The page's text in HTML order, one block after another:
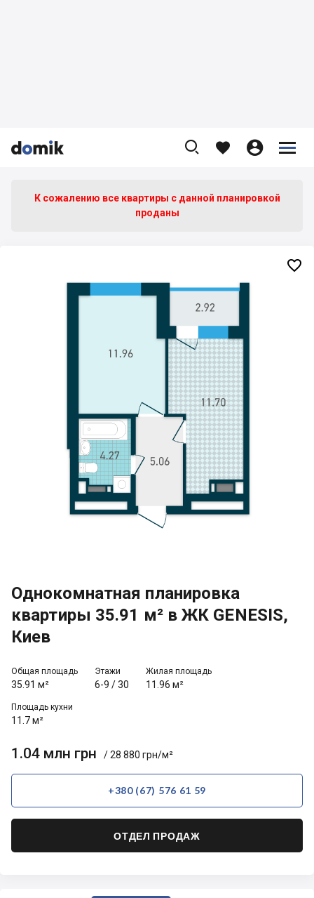


    


К сожалению все квартиры c данной планировкой
проданы
Однокомнатная планировка
квартиры 35.91 м² в ЖК GENESIS,
Киев
Общая площадь
35.91 м²
Этажи
6-9 /30
Жилая площадь
11.96 м²
Площадь кухни
11.7 м²
1.04 млн грн / 28 880 грн/м²
+380 (67) 576 61 59
ОТДЕЛ ПРОДАЖ
